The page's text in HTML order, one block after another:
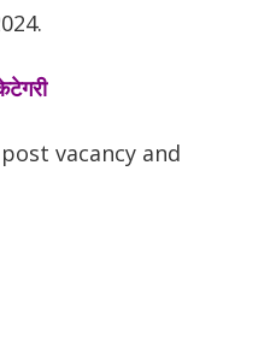
vacancy and